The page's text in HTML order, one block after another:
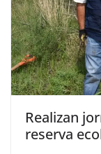
Realizan
reserva